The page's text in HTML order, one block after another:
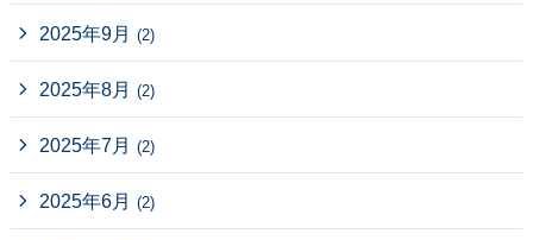
2025年9月 (2)
2025年8月 (2)
2025年7月 (2)
2025年6月 (2)